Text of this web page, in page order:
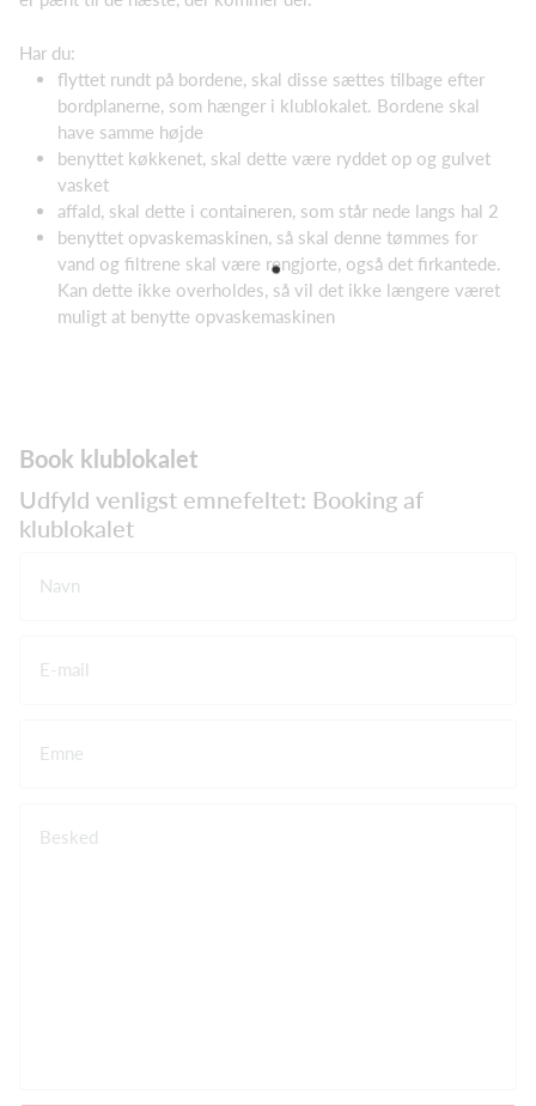
Har du:
flyttet rundt på bordene, skal disse sættes tilbage efter
bordplanerne, som hænger i klublokalet. Bordene skal
have samme højde
benyttet køkkenet, skal dette være ryddet op og gulvet
vasket
affald, skal dette i containeren, som står nede langs hal 2
benyttet opvaskemaskinen, så skal denne tømmes for
vand og filtrene skal være rengjorte, også det firkantede.
Kan dette ikke overholdes, så vil det ikke længere været
muligt at benytte opvaskemaskinen
Book klublokalet
Udfyld venligst emnefeltet: Booking af
klublokalet
Navn
E-mail
Emne
Besked